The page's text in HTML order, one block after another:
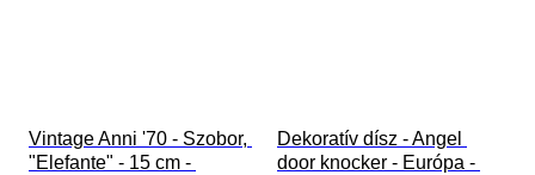
Vintage Anni '70 - Szobor,
"Elefante" - 15 cm -
Dekoratív dísz - Angel
door knocker - Európa -